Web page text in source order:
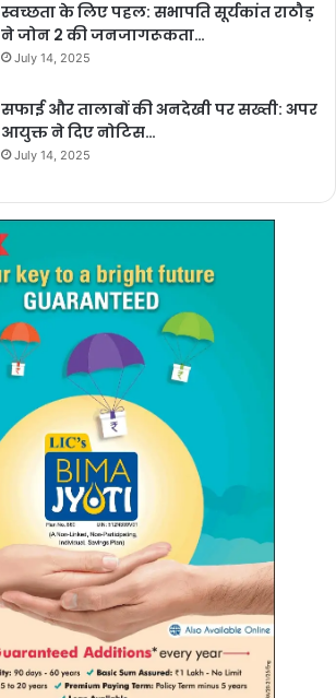
स्वच्छता के लिए पहल: सभापति सूर्यकांत राठौड़
ने जोन 2 की जनजागरूकता…
July 14, 2025
सफाई और तालाबों की अनदेखी पर सख्ती: अपर
आयुक्त ने दिए नोटिस…
July 14, 2025